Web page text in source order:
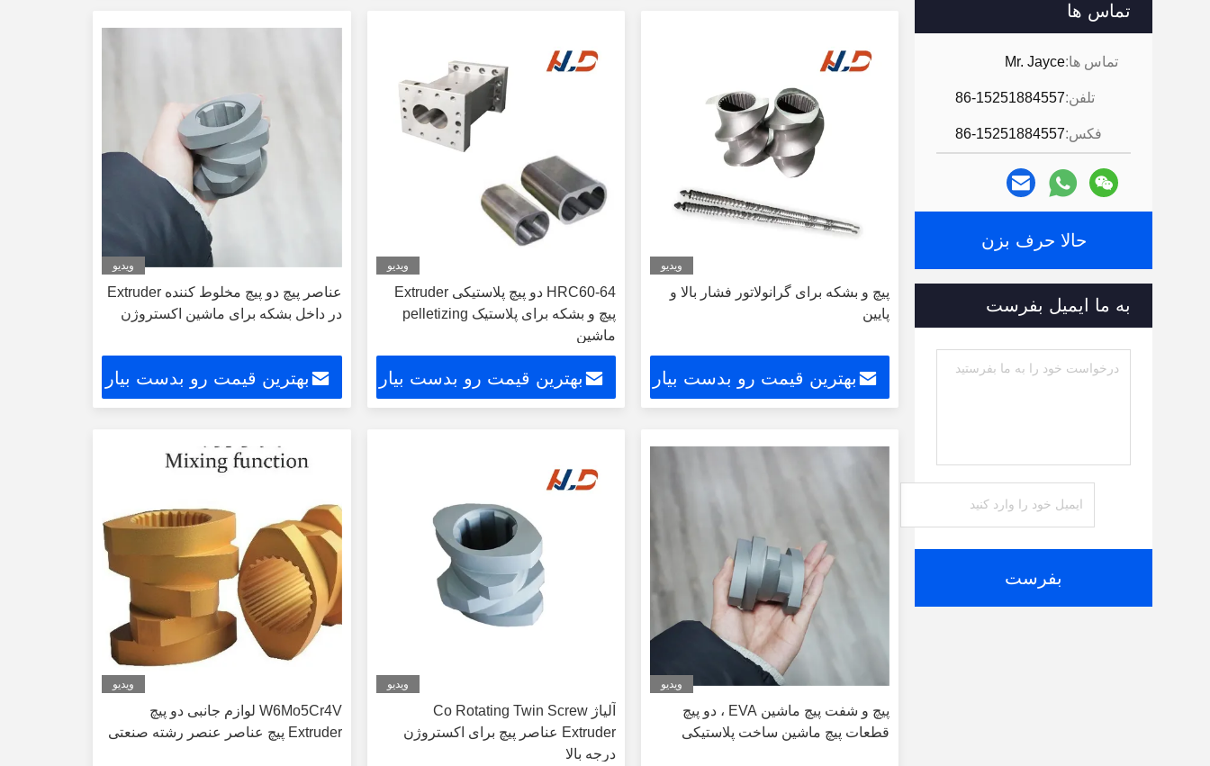
تماس ها
تماس ها:Mr. Jayce
تلفن:86-15251884557
فکس:86-15251884557
حالا حرف بزن
به ما ایمیل بفرست
بفرست
ویدیو
پیچ و بشکه برای گرانولاتور فشار بالا و
پایین
بهترین قیمت رو بدست بیار
ویدیو
HRC60-64 دو پیچ پلاستیکی Extruder
پیچ و بشکه برای پلاستیک pelletizing
ماشین
بهترین قیمت رو بدست بیار
ویدیو
عناصر پیچ دو پیچ مخلوط کننده Extruder
در داخل بشکه برای ماشین اکستروژن
بهترین قیمت رو بدست بیار
ویدیو
پیچ و شفت پیچ ماشین EVA ، دو پیچ
قطعات پیچ ماشین ساخت پلاستیکی
ویدیو
آلیاژ Co Rotating Twin Screw
Extruder عناصر پیچ برای اکستروژن
درجه بالا
ویدیو
W6Mo5Cr4V لوازم جانبی دو پیچ
Extruder پیچ عناصر عنصر رشته صنعتی